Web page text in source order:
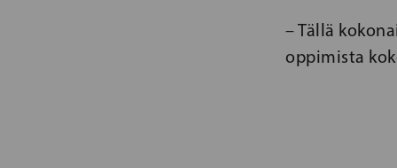
– Tällä
oppimista